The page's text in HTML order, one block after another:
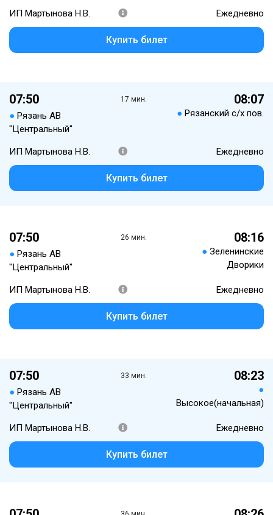
ИП Мартынова Н.В. Ежедневно
Купить билет
07:50
● Рязань АВ
"Центральный"
17 мин. 08:07
● Рязанский с/х пов.
ИП Мартынова Н.В. Ежедневно
Купить билет
07:50
● Рязань АВ
"Центральный"
26 мин. 08:16
● Зеленинские
Дворики
ИП Мартынова Н.В. Ежедневно
Купить билет
07:50
● Рязань АВ
"Центральный"
33 мин. 08:23
●
Высокое(начальная)
ИП Мартынова Н.В. Ежедневно
Купить билет